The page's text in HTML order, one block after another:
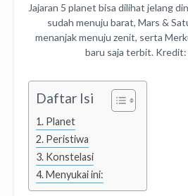
Jajaran 5 planet bisa dilihat jelang
sudah menuju barat, Mars &
menanjak menuju zenit, serta
baru saja terbit. Kredit:
Daftar Isi
Planet
Peristiwa
Konstelasi
Menyukai ini: